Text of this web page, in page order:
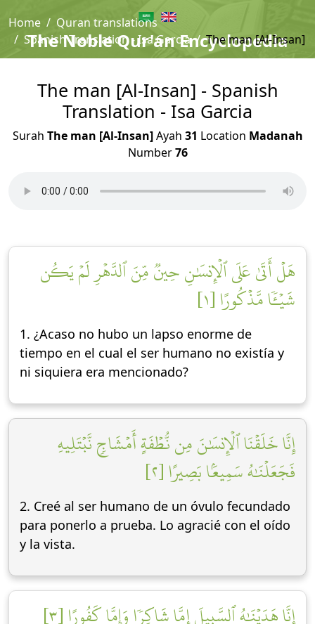
The Noble Qur'an Encyclopedia
Home
Quran translations
Spanish Translation - Isa Garcia
The man [Al-Insan]
The man [Al-Insan] - Spanish
Translation - Isa Garcia
Surah The man [Al-Insan]Ayah 31 Location Madanah
Number76
هَلۡ أَتَىٰ عَلَى ٱلۡإِنسَٰنِ حِينٞ مِّنَ ٱلدَّهۡرِ لَمۡ يَكُن
شَيۡـٔٗا مَّذۡكُورًا [١]
1. ¿Acaso no hubo un lapso enorme de
tiempo en el cual el ser humano no existía y
ni siquiera era mencionado?
إِنَّا خَلَقۡنَا ٱلۡإِنسَٰنَ مِن نُّطۡفَةٍ أَمۡشَاجٖ نَّبۡتَلِيهِ
فَجَعَلۡنَٰهُ سَمِيعَۢا بَصِيرًا [٢]
2. Creé al ser humano de un óvulo fecundado
para ponerlo a prueba. Lo agracié con el oído
y la vista.
إِنَّا هَدَيۡنَٰهُ ٱلسَّبِيلَ إِمَّا شَاكِرٗا وَإِمَّا كَفُورًا [٣]